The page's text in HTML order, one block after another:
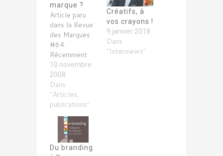
marque ?
Article paru
dans la Revue
des Marques
#64.
Récemment
est apparue en
marketing la
notion
nouvelle de
réputation :
nouvelle
facette de
l'image de
marque ?
Gadget à la
10 novembre
2008
Dans
"Articles,
publications"
Créatifs, à
vos crayons !
9 janvier 2018
Dans
"Interviews"
Du branding